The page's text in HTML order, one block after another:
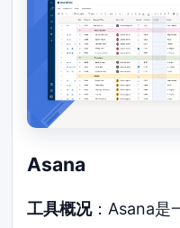
Asana
工具概况：Asana是